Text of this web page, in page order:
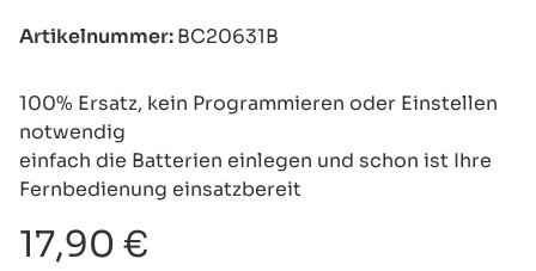
Artikelnummer:BC20631B
100% Ersatz, kein Programmieren oder Einstellen
notwendig
einfach die Batterien einlegen und schon ist Ihre
Fernbedienung einsatzbereit
17,90 €